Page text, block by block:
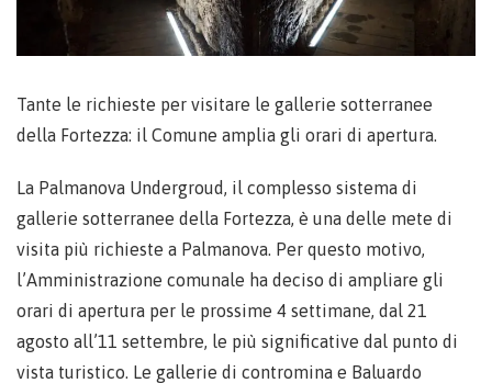
Tante le richieste per visitare le gallerie sotterranee
della Fortezza: il Comune amplia gli orari di apertura.
La Palmanova Undergroud, il complesso sistema di
gallerie sotterranee della Fortezza, è una delle mete di
visita più richieste a Palmanova. Per questo motivo,
l’Amministrazione comunale ha deciso di ampliare gli
orari di apertura per le prossime 4 settimane, dal 21
agosto all’11 settembre, le più significative dal punto di
vista turistico. Le gallerie di contromina e Baluardo